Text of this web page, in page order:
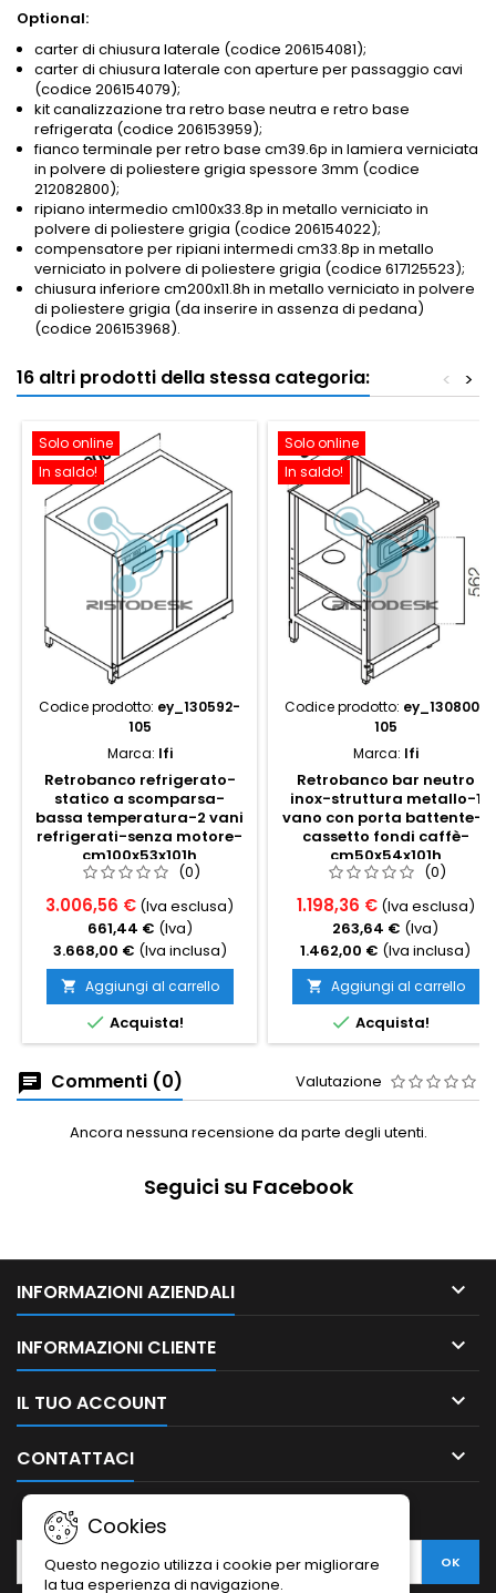
Optional:
carter di chiusura laterale (codice 206154081);
carter di chiusura laterale con aperture per passaggio cavi
(codice 206154079);
kit canalizzazione tra retro base neutra e retro base
refrigerata (codice 206153959);
fianco terminale per retro base cm39.6p in lamiera verniciata
in polvere di poliestere grigia spessore 3mm (codice
212082800);
ripiano intermedio cm100x33.8p in metallo verniciato in
polvere di poliestere grigia (codice 206154022);
compensatore per ripiani intermedi cm33.8p in metallo
verniciato in polvere di poliestere grigia (codice 617125523);
chiusura inferiore cm200x11.8h in metallo verniciato in polvere
di poliestere grigia (da inserire in assenza di pedana)
(codice 206153968).
16 altri prodotti della stessa categoria: >
<
Solo online
In saldo!
Codice prodotto: ey_130592-
105
Marca: Ifi
Retrobanco refrigerato-
statico a scomparsa-
bassa temperatura-2 vani
refrigerati-senza motore-
cm100x53x101h
(0)
3.006,56 € (Iva esclusa)
661,44 € (Iva)
3.668,00 € (Iva inclusa)
 Aggiungi al carrello
 Acquista!
Solo online
In saldo!
Codice prodotto: ey_130800-
105
Marca: Ifi
Retrobanco bar neutro
inox-struttura metallo-1
vano con porta battente-1
cassetto fondi caffè-
cm50x54x101h
(0)
1.198,36 € (Iva esclusa)
263,64 € (Iva)
1.462,00 € (Iva inclusa)
 Aggiungi al carrello
 Acquista!
Commenti (0) Valutazione
Ancora nessuna recensione da parte degli utenti.
Seguici su Facebook
INFORMAZIONI AZIENDALI 
INFORMAZIONI CLIENTE 
IL TUO ACCOUNT 
CONTATTACI 
Cookies
Questo negozio utilizza i cookie per migliorare
la tua esperienza di navigazione.